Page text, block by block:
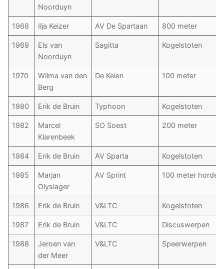
Noorduyn
1968 Ilja Keizer AV De Spartaan 800 meter
1969
Els van
Noorduyn
Sagitta Kogelstoten
1970
Wilma van den
Berg
De Keien 100 meter
1980 Erik de Bruin Typhoon Kogelstoten
1982
Marcel
Klarenbeek
SO Soest 200 meter
1984 Erik de Bruin AV Sparta Kogelstoten
1985
Marjan
Olyslager
AV Sprint 100 meter horden
1986 Erik de Bruin V&LTC Kogelstoten
1987 Erik de Bruin V&LTC Discuswerpen
1988
Jeroen van
der Meer
V&LTC Speerwerpen